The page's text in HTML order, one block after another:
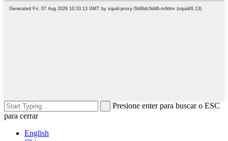
Presione enter para buscar o ESC
para cerrar
English